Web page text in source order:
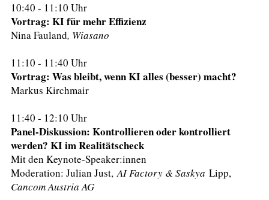
10:40 - 11:10 Uhr
Vortrag: KI für mehr Effizienz
Nina Fauland, Wiasano
11:10 - 11:40 Uhr
Vortrag: Was bleibt, wenn KI alles (besser) macht?​
Markus Kirchmair
11:40 - 12:10 Uhr
Panel-Diskussion: Kontrollieren oder kontrolliert
werden? KI im Realitätscheck
Mit den Keynote-Speaker:innen
Moderation: Julian Just,AI Factory & Saskya Lipp,
Cancom Austria AG